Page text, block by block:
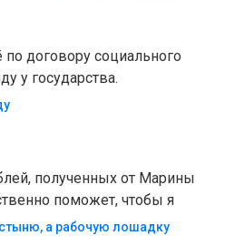
договору социального
у государства.
полученных от Марины
поможет, чтобы я
а рабочую лошадку